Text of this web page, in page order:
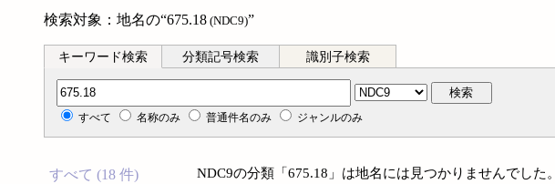
検索対象：地名の“675.18 (NDC9)”
キーワード検索 分類記号検索 識別子検索
分類記号検索 検索
すべて 名称のみ 普通件名のみ ジャンルのみ
すべて (18 件)
NDC9の分類「675.18」は地名には見つかりませんでした。